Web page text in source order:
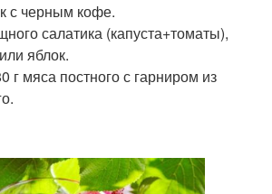
с черным кофе.
салатика (капуста+томаты),
яблок.
г мяса постного с гарниром из